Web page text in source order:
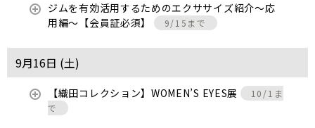
ジムを有効活用するためのエクササイズ紹介〜応
用編〜【会員証必須】
9/15まで
9月16日 (土)
【織田コレクション】WOMEN’S EYES展
10/1ま
で